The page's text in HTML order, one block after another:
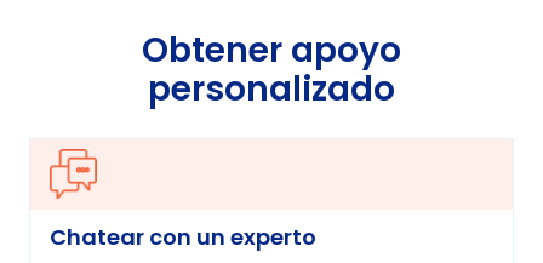
Obtener apoyo
personalizado
Chatear con un experto